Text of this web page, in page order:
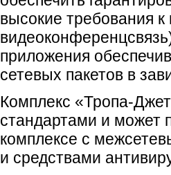
высокие требования
приложения
сетевых пакетов в
Комплекс «Тропа-Джет
стандартами и может
комплексе с
и средствами